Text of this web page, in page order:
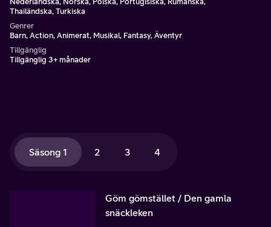
Thailändska, Turkiska
Genrer
Barn, Action, Animerat, Musikal, Fantasy, Äventyr
Tillgänglig
Tillgänglig 3+ månader
Säsong 1 2 3 4
Göm gömstället / Den gamla
snäckleken